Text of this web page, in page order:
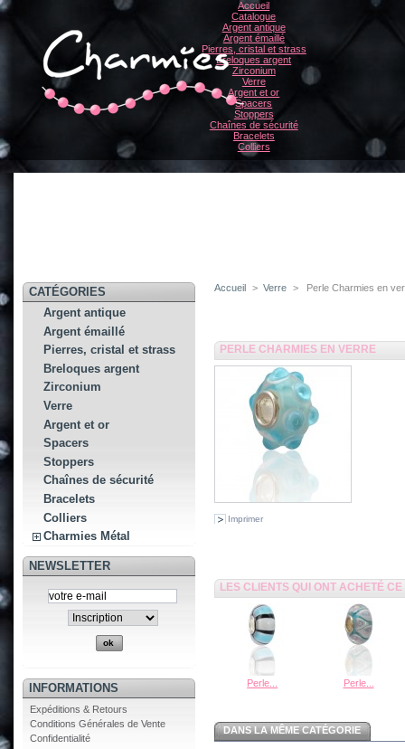
Accueil
Catalogue
Argent antique
Argent émaillé
Pierres, cristal et strass
Breloques argent
Zirconium
Verre
Argent et or
Spacers
Stoppers
Chaînes de sécurité
Bracelets
Colliers
CATÉGORIES
Argent antique
Argent émaillé
Pierres, cristal et strass
Breloques argent
Zirconium
Verre
Argent et or
Spacers
Stoppers
Chaînes de sécurité
Bracelets
Colliers
Charmies Métal
NEWSLETTER
INFORMATIONS
Expéditions & Retours
Conditions Générales de Vente
Confidentialité
Accueil > Verre > Perle Charmies en
PERLE CHARMIES EN VERRE
Imprimer
LES CLIENTS QUI ONT ACHETÉ
Perle... Perle...
DANS LA MÊME CATÉGORIE